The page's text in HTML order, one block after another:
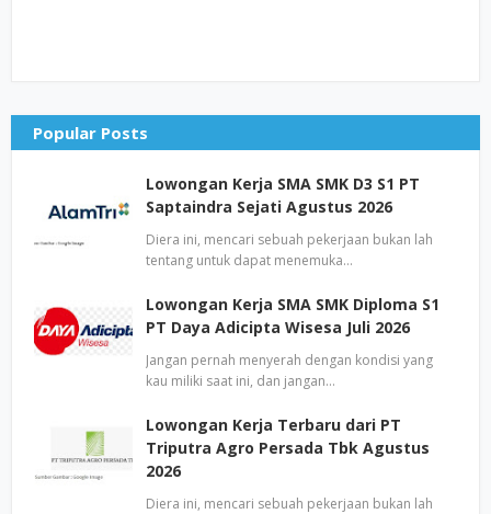
Popular Posts
Lowongan Kerja SMA SMK D3 S1 PT
Saptaindra Sejati Agustus 2026
Diera ini, mencari sebuah pekerjaan bukan lah
tentang untuk dapat menemuka…
Lowongan Kerja SMA SMK Diploma S1
PT Daya Adicipta Wisesa Juli 2026
Jangan pernah menyerah dengan kondisi yang
kau miliki saat ini, dan jangan…
Lowongan Kerja Terbaru dari PT
Triputra Agro Persada Tbk Agustus
2026
Diera ini, mencari sebuah pekerjaan bukan lah